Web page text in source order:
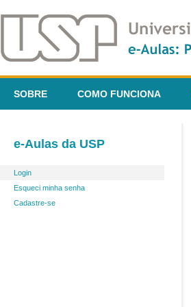
SOBRE COMO FUNCIONA
e-Aulas da USP
Login
Esqueci minha senha
Cadastre-se